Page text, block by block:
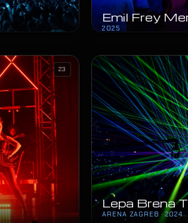
Emil Frey
2025
23
Lepa Brena
ARENA ZAGREB · 2024